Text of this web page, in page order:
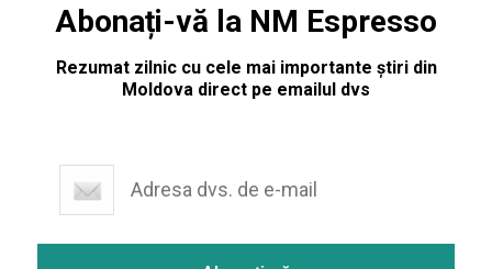
Abonați-vă la NM Espresso
Rezumat zilnic cu cele mai importante știri din
Moldova direct pe emailul dvs